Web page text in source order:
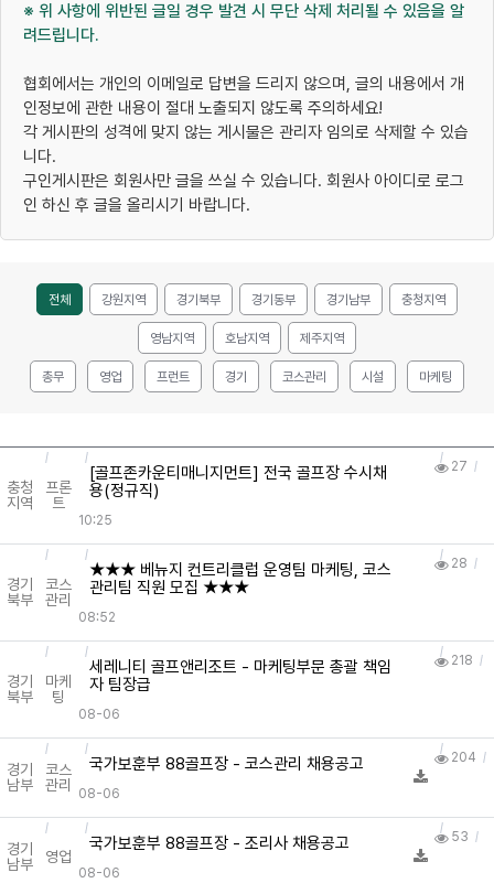
※ 위 사항에 위반된 글일 경우 발견 시 무단 삭제 처리될 수 있음을 알
려드립니다.
협회에서는 개인의 이메일로 답변을 드리지 않으며, 글의 내용에서 개
인정보에 관한 내용이 절대 노출되지 않도록 주의하세요!
각 게시판의 성격에 맞지 않는 게시물은 관리자 임의로 삭제할 수 있습
니다.
구인게시판은 회원사만 글을 쓰실 수 있습니다. 회원사 아이디로 로그
인 하신 후 글을 올리시기 바랍니다.
전체 강원지역 경기북부 경기동부 경기남부 충청지역
영남지역 호남지역 제주지역
총무 영업 프런트 경기 코스관리 시설 마케팅
충청
지역
프론
트
[골프존카운티매니지먼트] 전국 골프장 수시채
용(정규직)
10:25
27
경기
북부
코스
관리
★★★ 베뉴지 컨트리클럽 운영팀 마케팅, 코스
관리팀 직원 모집 ★★★
08:52
28
경기
북부
마케
팅
세레니티 골프앤리조트 - 마케팅부문 총괄 책임
자 팀장급
08-06
218
경기
남부
코스
관리
국가보훈부 88골프장 - 코스관리 채용공고
08-06
204
경기
남부
영업
국가보훈부 88골프장 - 조리사 채용공고
08-06
53